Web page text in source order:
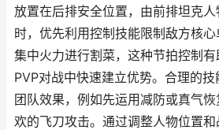
放置在后排安全位置，由前排坦克
时，优先利用控制技能限制敌方核
集中火力进行割菜，这种节拍控制
PVP对战中快速建立优势。合理的
团队效果，例如先运用减防或真气
欢的飞刀攻击。通过调整人物位置和